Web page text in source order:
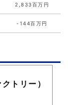
2,833百万円
-144百万円
トリー）